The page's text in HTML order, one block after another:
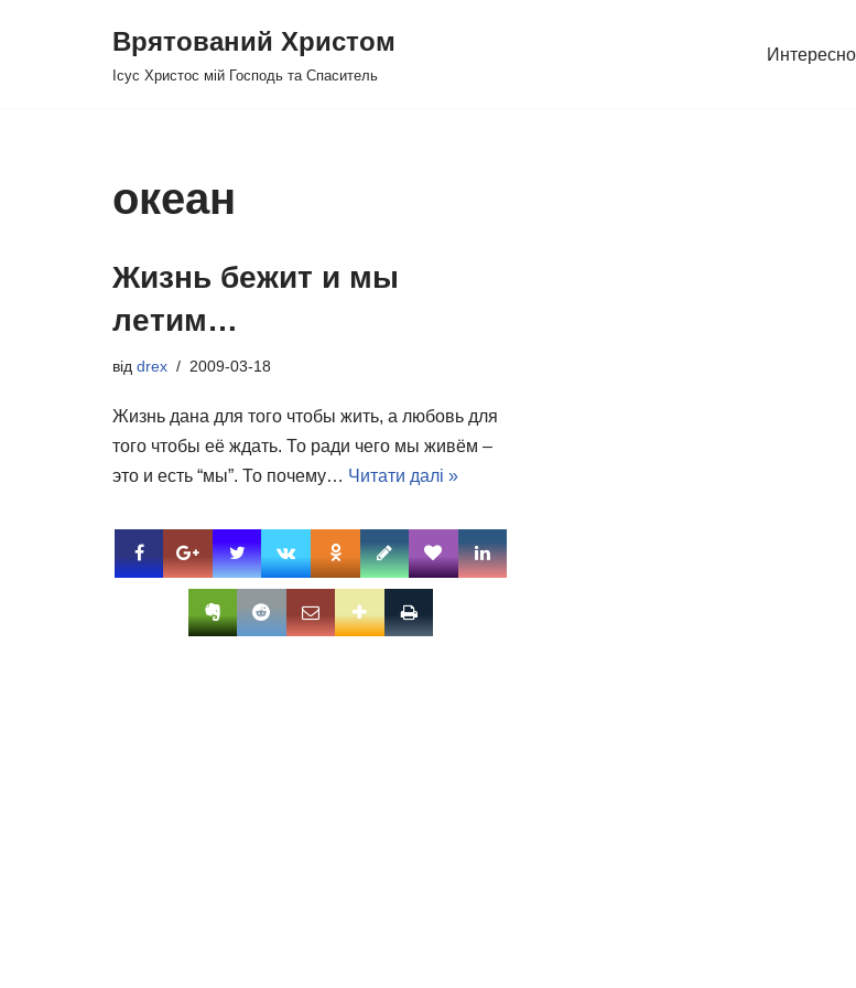
Врятований Христом
Ісус Христос мій Господь та Спаситель
океан
Жизнь бежит и мы
летим…
від drex 2009-03-18
Жизнь дана для того чтобы жить, а любовь для
того чтобы её ждать. То ради чего мы живём –
это и есть “мы”. То почему… Читати далі »